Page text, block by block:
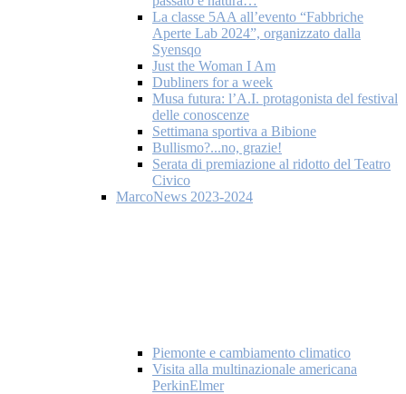
La classe 5AA all’evento “Fabbriche
Aperte Lab 2024”, organizzato dalla
Syensqo
Just the Woman I Am
Dubliners for a week
Musa futura: l’A.I. protagonista del festival
delle conoscenze
Settimana sportiva a Bibione
Bullismo?...no, grazie!
Serata di premiazione al ridotto del Teatro
Civico
MarcoNews 2023-2024
Piemonte e cambiamento climatico
Visita alla multinazionale americana
PerkinElmer